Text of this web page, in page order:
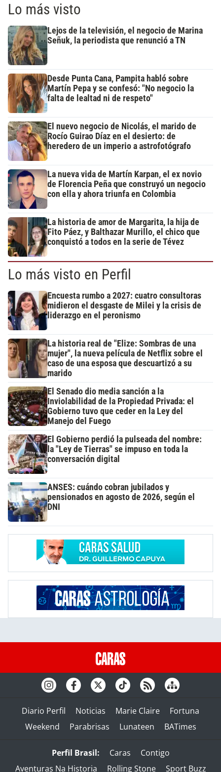
Lo más visto
Lejos de la televisión, el negocio de Marina
Señuk, la periodista que renunció a TN
Desde Punta Cana, Pampita habló sobre
Martín Pepa y se confesó: "No negocio la
falta de lealtad ni de respeto"
El nuevo negocio de Nicolás, el marido de
Rocío Guirao Díaz en el desierto: de
heredero de un imperio a astrofotógrafo
La nueva vida de Martín Karpan, el ex novio
de Florencia Peña que construyó un negocio
con ella y ahora triunfa en Colombia
La historia de amor de Margarita, la hija de
Fito Páez, y Balthazar Murillo, el chico que
conquistó a todos en la serie de Tévez
Lo más visto en Perfil
Encuesta rumbo a 2027: cuatro consultoras
midieron el desgaste de Milei y la crisis de
liderazgo en el peronismo
La historia real de "Elize: Sombras de una
mujer", la nueva película de Netflix sobre el
caso de una esposa que descuartizó a su
marido
El Senado dio media sanción a la
Inviolabilidad de la Propiedad Privada: el
Gobierno tuvo que ceder en la Ley del
Manejo del Fuego
El Gobierno perdió la pulseada del nombre:
la "Ley de Tierras" se impuso en toda la
conversación digital
ANSES: cuándo cobran jubilados y
pensionados en agosto de 2026, según el
DNI
Diario Perfil Noticias Marie Claire
Fortuna
Weekend
Parabrisas Lunateen BATimes
Perfil Brasil: Caras
Contigo
Aventuras Na Historia
Rolling Stone Sport Buzz